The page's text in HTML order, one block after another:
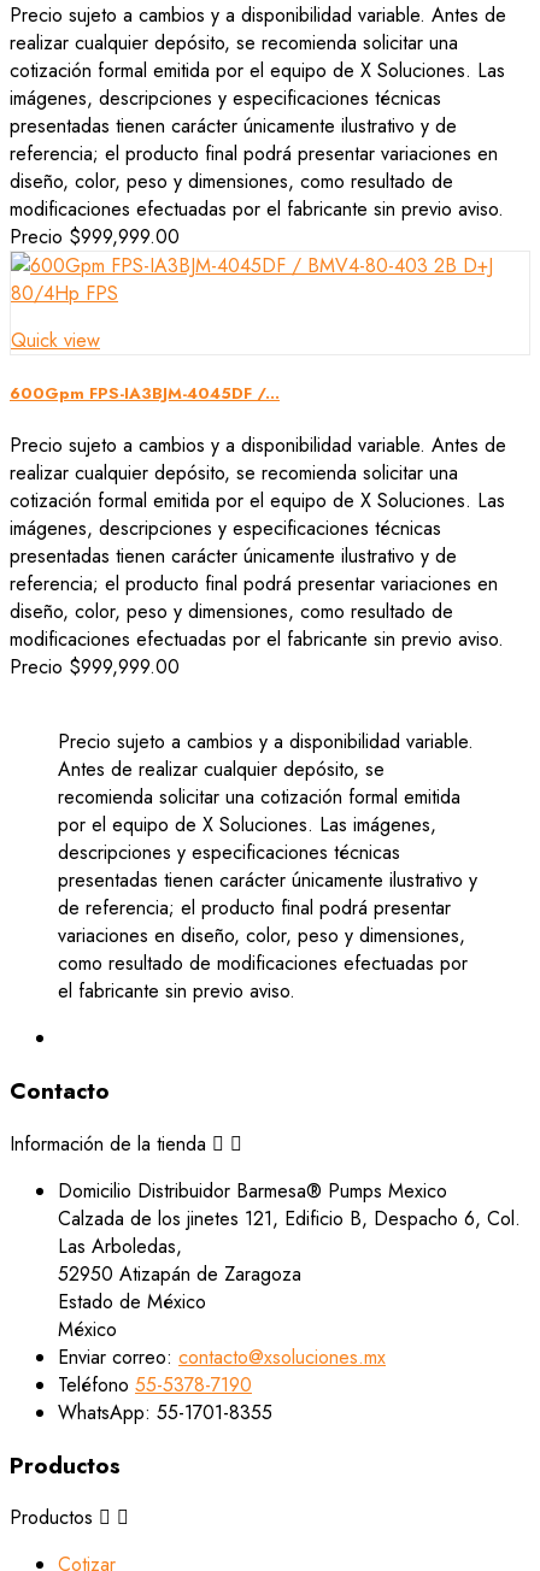
Precio sujeto a cambios y a disponibilidad variable. Antes de
realizar cualquier depósito, se recomienda solicitar una
cotización formal emitida por el equipo de X Soluciones. Las
imágenes, descripciones y especificaciones técnicas
presentadas tienen carácter únicamente ilustrativo y de
referencia; el producto final podrá presentar variaciones en
diseño, color, peso y dimensiones, como resultado de
modificaciones efectuadas por el fabricante sin previo aviso.
Precio $999,999.00
Quick view
600Gpm FPS-IA3BJM-4045DF /...
Precio sujeto a cambios y a disponibilidad variable. Antes de
realizar cualquier depósito, se recomienda solicitar una
cotización formal emitida por el equipo de X Soluciones. Las
imágenes, descripciones y especificaciones técnicas
presentadas tienen carácter únicamente ilustrativo y de
referencia; el producto final podrá presentar variaciones en
diseño, color, peso y dimensiones, como resultado de
modificaciones efectuadas por el fabricante sin previo aviso.
Precio $999,999.00
Precio sujeto a cambios y a disponibilidad variable.
Antes de realizar cualquier depósito, se
recomienda solicitar una cotización formal emitida
por el equipo de X Soluciones. Las imágenes,
descripciones y especificaciones técnicas
presentadas tienen carácter únicamente ilustrativo y
de referencia; el producto final podrá presentar
variaciones en diseño, color, peso y dimensiones,
como resultado de modificaciones efectuadas por
el fabricante sin previo aviso.
Contacto
Información de la tienda  
Domicilio Distribuidor Barmesa® Pumps Mexico
Calzada de los jinetes 121, Edificio B, Despacho 6, Col.
Las Arboledas,
52950 Atizapán de Zaragoza
Estado de México
México
Enviar correo: contacto@xsoluciones.mx
Teléfono 55-5378-7190
WhatsApp: 55-1701-8355
Productos
Productos  
Cotizar